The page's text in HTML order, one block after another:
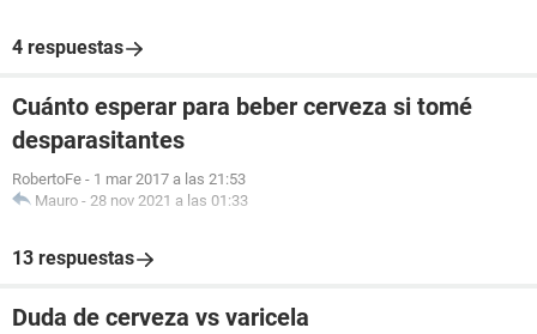
4 respuestas
Cuánto esperar para beber cerveza si tomé
desparasitantes
RobertoFe - 1 mar 2017 a las 21:53
Mauro - 28 nov 2021 a las 01:33
13 respuestas
Duda de cerveza vs varicela